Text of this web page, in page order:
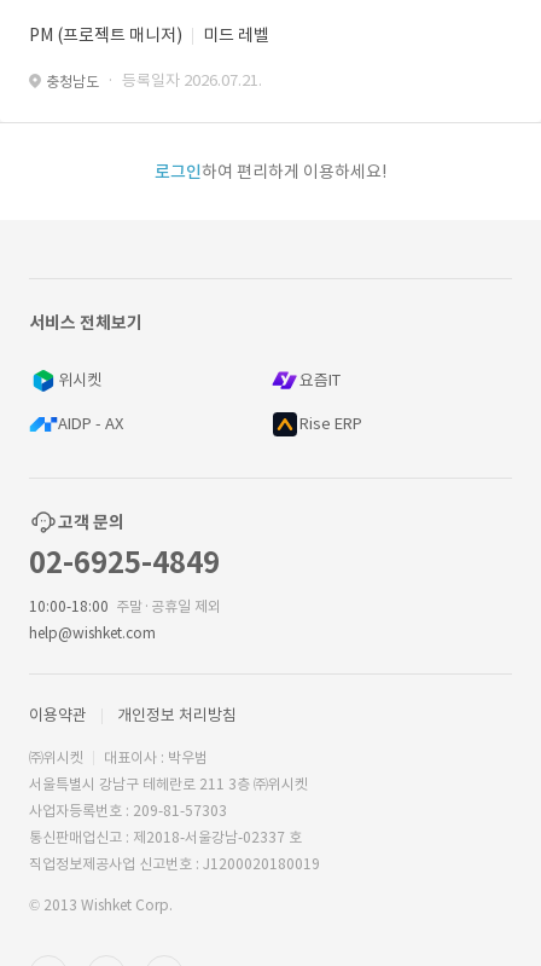
PM (프로젝트 매니저) 미드 레벨
충청남도 · 등록일자 2026.07.21.
로그인하여 편리하게 이용하세요!
서비스 전체보기
위시켓 요즘IT
AIDP - AX Rise ERP
고객 문의
02-6925-4849
10:00-18:00 주말·공휴일 제외
help@wishket.com
이용약관 개인정보 처리방침
㈜위시켓
대표이사 : 박우범
서울특별시 강남구 테헤란로 211 3층 ㈜위시켓
사업자등록번호 : 209-81-57303
통신판매업신고 : 제2018-서울강남-02337 호
직업정보제공사업 신고번호 : J1200020180019
© 2013 Wishket Corp.